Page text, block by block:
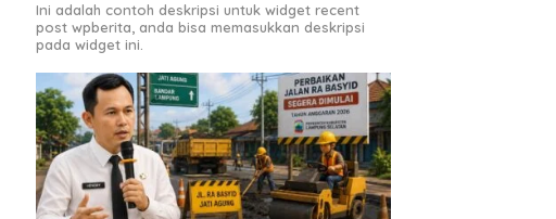
Ini adalah contoh deskripsi untuk widget recent
post wpberita, anda bisa memasukkan deskripsi
pada widget ini.